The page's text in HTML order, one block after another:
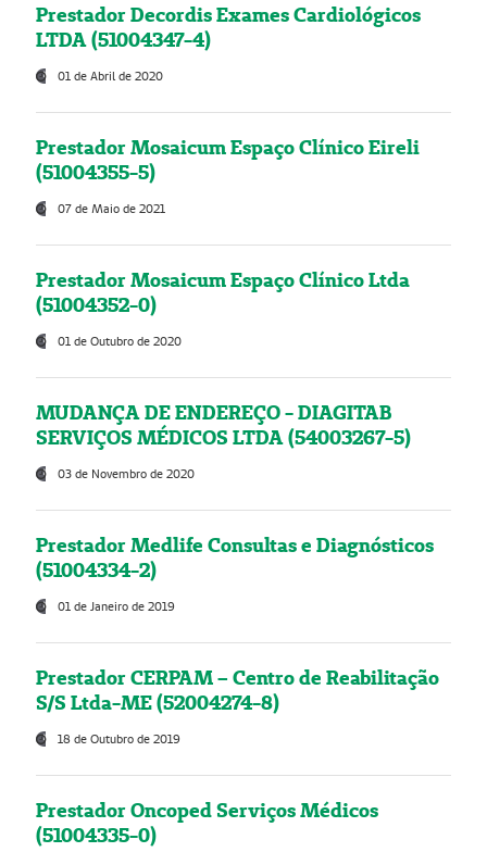
Prestador Decordis Exames Cardiológicos
LTDA (51004347-4)
01 de Abril de 2020
Prestador Mosaicum Espaço Clínico Eireli
(51004355-5)
07 de Maio de 2021
Prestador Mosaicum Espaço Clínico Ltda
(51004352-0)
01 de Outubro de 2020
MUDANÇA DE ENDEREÇO - DIAGITAB
SERVIÇOS MÉDICOS LTDA (54003267-5)
03 de Novembro de 2020
Prestador Medlife Consultas e Diagnósticos
(51004334-2)
01 de Janeiro de 2019
Prestador CERPAM – Centro de Reabilitação
S/S Ltda-ME (52004274-8)
18 de Outubro de 2019
Prestador Oncoped Serviços Médicos
(51004335-0)